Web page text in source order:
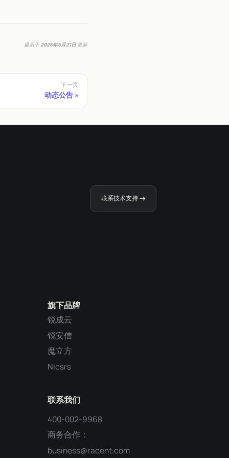
最后于2026年6月21日 更新
下一页
动态公告
联系技术支持
旗下品牌
锐成云
锐安信
魔立方
Nicsrs
联系我们
400-002-9968
商务合作：
business@racent.com